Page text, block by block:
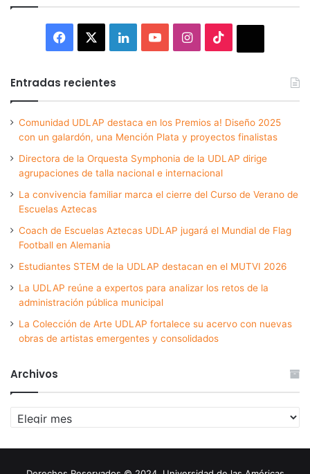
Facebook LinkedInYouTubeInstagram
Entradas recientes
Comunidad UDLAP destaca en los Premios a! Diseño 2025
con un galardón, una Mención Plata y proyectos finalistas
Directora de la Orquesta Symphonia de la UDLAP dirige
agrupaciones de talla nacional e internacional
La convivencia familiar marca el cierre del Curso de Verano de
Escuelas Aztecas
Coach de Escuelas Aztecas UDLAP jugará el Mundial de Flag
Football en Alemania
Estudiantes STEM de la UDLAP destacan en el MUTVI 2026
La UDLAP reúne a expertos para analizar los retos de la
administración pública municipal
La Colección de Arte UDLAP fortalece su acervo con nuevas
obras de artistas emergentes y consolidados
Archivos
Archivos